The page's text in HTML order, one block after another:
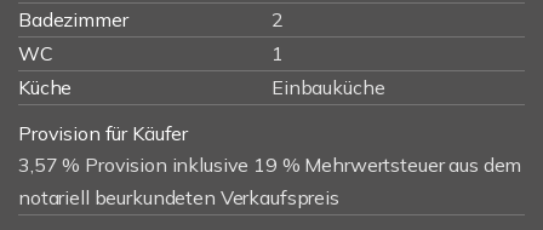
Badezimmer
2
WC
1
Küche
Einbauküche
Provision für Käufer
3,57 % Provision inklusive 19 % Mehrwertsteuer aus dem
notariell beurkundeten Verkaufspreis